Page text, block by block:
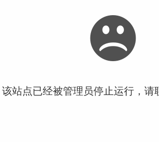
站点已经被管理员停止运行，请